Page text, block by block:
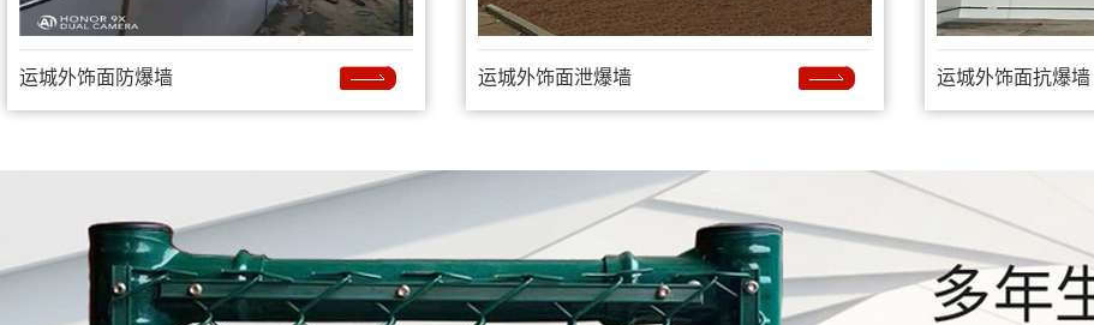
运城外饰面防爆墙 运城外饰面泄爆墙 运城外饰面抗爆墙